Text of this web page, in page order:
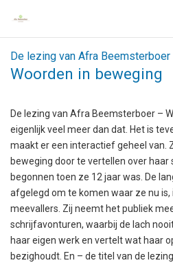
Home Zoeken
De lezing van Afra Beemsterboer
Woorden in beweging
De lezing van Afra Beemsterboer –
eigenlijk veel meer dan dat. Het is
maakt er een interactief geheel van.
beweging door te vertellen over haar
begonnen toen ze 12 jaar was. De
afgelegd om te komen waar ze nu
meevallers. Zij neemt het publiek
schrijfavonturen, waarbij de lach
haar eigen werk en vertelt wat haar
bezighoudt. En – de titel van de